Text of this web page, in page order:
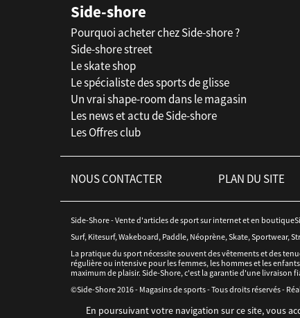
Side-shore
Pourquoi acheter chez Side-shore ?
Side-shore street
Le skate shop
Le spécialiste des sports de glisse
Un vrai shape-room dans le magasin
Les news et actu de Side-shore
Les Offres club
NOUS CONTACTER PLAN DU SITE
Side-Shore - Vente d'articles de sport sur internet et en
Surf, Kitesurf, Wakeboard, Paddle, Néoprène, Skate, Sportwear,
La pratique du sport nécessite souvent des vêtements et des
régulière ou intensive pour les femmes, les hommes et les
maximum de plaisir. Side-Shore, c'est la garantie d'une livraison
©Side-Shore 2016 - Magasins de sports - Tous droits réservés -
En poursuivant votre navigation sur ce site, vous